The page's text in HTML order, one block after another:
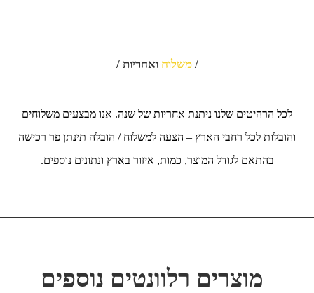
/משלוח ואחריות /
לכל הרהיטים שלנו ניתנת אחריות של שנה. אנו מבצעים משלוחים
והובלות לכל רחבי הארץ – הצעה למשלוח / הובלה תינתן פר רכישה
בהתאם לגודל המוצר, כמות, איזור בארץ ונתונים נוספים.
מוצרים רלוונטים נוספים